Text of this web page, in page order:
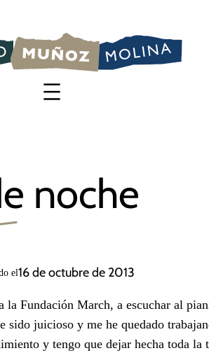
noche
el16 de octubre de 2013
la Fundación March, a escuchar al
sido juicioso y me he quedado
y tengo que dejar hecha toda la